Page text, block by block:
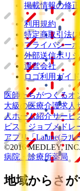
掲載情報の修
利用規約
特定商取引法
プライバシー
外部送信ポリ
運営会社
ロゴ利用ガイ
医師たちがつくるオ
大級の医療介護求人
人ホーム紹介サービ
ビス
「ジョブメドレ
アプリ「Lalune(ラル
©2016 MEDLEY, INC.
病院・診療所薬局
地域からさ